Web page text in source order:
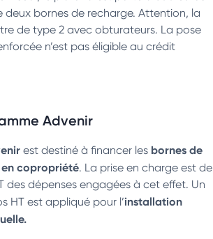
deux bornes de recharge. Attention, la
de type 2 avec obturateurs. La pose
n’est pas éligible au crédit
Advenir
est destiné à financer les bornes de
copropriété. La prise en charge est de
des dépenses engagées à cet effet. Un
HT est appliqué pour l’installation